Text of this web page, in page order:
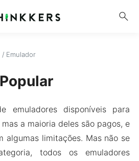
search
/ Emulador
emuladores disponíveis para
a maioria deles são pagos, e
algumas limitações. Mas não se
todos os emuladores